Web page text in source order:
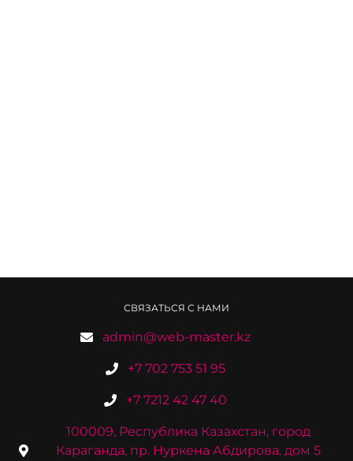
СВЯЗАТЬСЯ С НАМИ
admin@web-master.kz
+7 702 753 51 95
+7 7212 42 47 40
100009, Республика Казахстан, город
Караганда, пр. Нуркена Абдирова, дом 5